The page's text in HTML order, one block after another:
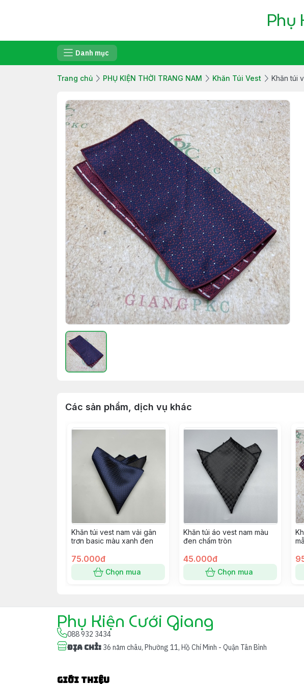
Phụ
Danh mục
Trang chủ PHỤ KIỆN THỜI TRANG NAM Khăn Túi Vest Khăn túi
Các sản phẩm, dịch vụ khác
Khăn túi vest nam vải gân
trơn basic màu xanh đen
75.000đ
Chọn mua
Khăn túi áo vest nam màu
đen chấm tròn
45.000đ
Chọn mua
Phụ Kiện Cưới Giang
088 932 3434
Địa chỉ: 36 năm châu, Phường 11, Hồ Chí Minh - Quận Tân Bình
Giới thiệu